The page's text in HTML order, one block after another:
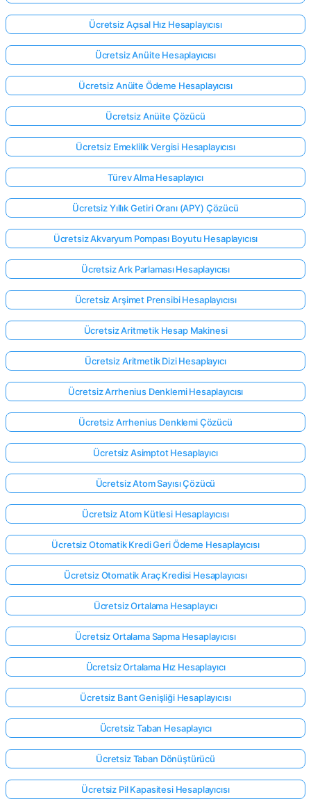
Ücretsiz Açısal Hız Hesaplayıcısı
Ücretsiz Anüite Hesaplayıcısı
Ücretsiz Anüite Ödeme Hesaplayıcısı
Ücretsiz Anüite Çözücü
Ücretsiz Emeklilik Vergisi Hesaplayıcısı
Türev Alma Hesaplayıcı
Ücretsiz Yıllık Getiri Oranı (APY) Çözücü
Ücretsiz Akvaryum Pompası Boyutu Hesaplayıcısı
Ücretsiz Ark Parlaması Hesaplayıcısı
Ücretsiz Arşimet Prensibi Hesaplayıcısı
Ücretsiz Aritmetik Hesap Makinesi
Ücretsiz Aritmetik Dizi Hesaplayıcı
Ücretsiz Arrhenius Denklemi Hesaplayıcısı
Ücretsiz Arrhenius Denklemi Çözücü
Ücretsiz Asimptot Hesaplayıcı
Ücretsiz Atom Sayısı Çözücü
Ücretsiz Atom Kütlesi Hesaplayıcısı
Ücretsiz Otomatik Kredi Geri Ödeme Hesaplayıcısı
Ücretsiz Otomatik Araç Kredisi Hesaplayıcısı
Ücretsiz Ortalama Hesaplayıcı
Ücretsiz Ortalama Sapma Hesaplayıcısı
Ücretsiz Ortalama Hız Hesaplayıcı
Ücretsiz Bant Genişliği Hesaplayıcısı
Ücretsiz Taban Hesaplayıcı
Ücretsiz Taban Dönüştürücü
Ücretsiz Pil Kapasitesi Hesaplayıcısı